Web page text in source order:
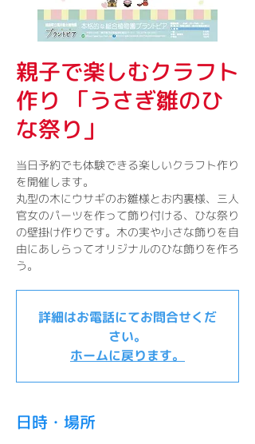
親子で楽しむクラフト
作り 「うさぎ雛のひ
な祭り」
当日予約でも体験できる楽しいクラフト作り
を開催します。
丸型の木にウサギのお雛様とお内裏様、三人
官女のパーツを作って飾り付ける、ひな祭り
の壁掛け作りです。木の実や小さな飾りを自
由にあしらってオリジナルのひな飾りを作ろ
う。
詳細はお電話にてお問合せくだ
さい。
ホームに戻ります。
日時・場所